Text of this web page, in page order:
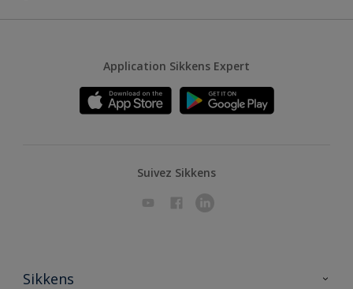
Application Sikkens Expert
Suivez Sikkens
Sikkens